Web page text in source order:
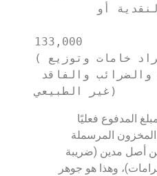
133,000
(إثبات استيراد خامات وتوزيع
غير الطبيعي)
المدفوع فعليًا
المخزون المرسملة
بين أصل مدين (ضريبة
وهذا هو جوهر